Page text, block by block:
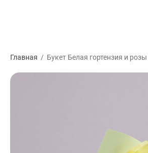
Главная / Букет Белая гортензия и